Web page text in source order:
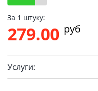
За 1 штуку:
279.00 pуб
Услуги: